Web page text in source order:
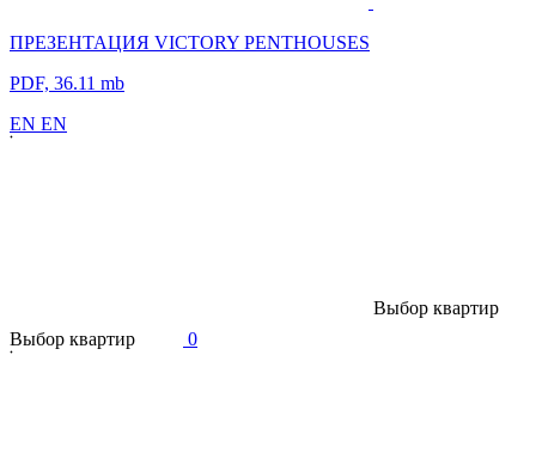
ПРЕЗЕНТАЦИЯ VICTORY PENTHOUSES
PDF, 36.11 mb
EN EN
Выбор квартир
Выбор квартир 0